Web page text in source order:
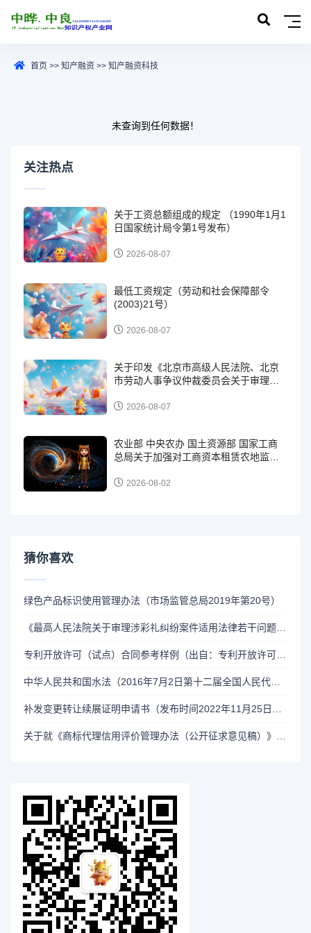
首页 >> 知产融资 >> 知产融资科技
未查询到任何数据！
关注热点
关于工资总额组成的规定 （1990年1月1
日国家统计局令第1号发布）
2026-08-07
最低工资规定（劳动和社会保障部令
(2003)21号）
2026-08-07
关于印发《北京市高级人民法院、北京
市劳动人事争议仲裁委员会关于审理劳
法发〔2024〕534号）
2026-08-07
农业部 中央农办 国土资源部 国家工商
总局关于加强对工商资本租赁农地监管
号）2026-08-02
猜你喜欢
绿色产品标识使用管理办法（市场监管总局2019年第20号）